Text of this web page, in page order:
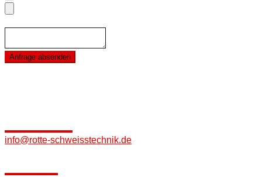
Anfrage absenden
info@rotte-schweisstechnik.de